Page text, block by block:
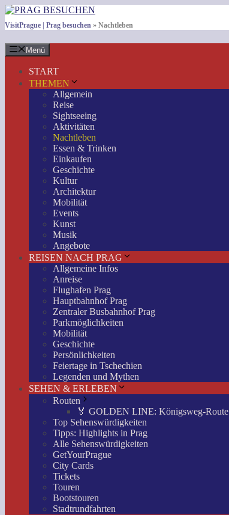
Zum
Inhalt
springen
VisitPrague | Prag besuchen » Nachtleben
Menü
START
THEMEN
Allgemein
Reise
Sightseeing
Aktivitäten
Nachtleben
Essen & Trinken
Einkaufen
Geschichte
Kultur
Architektur
Mobilität
Events
Kunst
Musik
Angebote
REISEN NACH PRAG
Allgemeine Infos
Anreise
Flughafen Prag
Hauptbahnhof Prag
Zentraler Busbahnhof Prag
Parkmöglichkeiten
Mobilität
Geschichte
Persönlichkeiten
Feiertage in Tschechien
Legenden und Mythen
SEHEN & ERLEBEN
Routen
🏅 GOLDEN LINE: Königsweg-Route
Top Sehenswürdigkeiten
Tipps: Highlights in Prag
Alle Sehenswürdigkeiten
GetYourPrague
City Cards
Tickets
Touren
Bootstouren
Stadtrundfahrten